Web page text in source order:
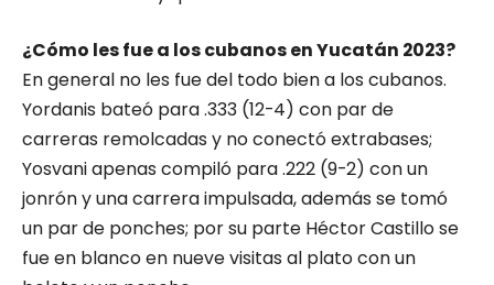
¿Cómo les fue a los cubanos en Yucatán 2023?
En general no les fue del todo bien a los cubanos.
Yordanis bateó para .333 (12-4) con par de
carreras remolcadas y no conectó extrabases;
Yosvani apenas compiló para .222 (9-2) con un
jonrón y una carrera impulsada, además se tomó
un par de ponches; por su parte Héctor Castillo se
fue en blanco en nueve visitas al plato con un